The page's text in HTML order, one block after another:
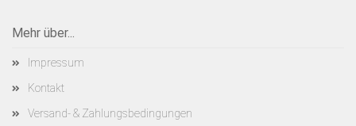
Mehr über...
Impressum
Kontakt
Versand- & Zahlungsbedingungen